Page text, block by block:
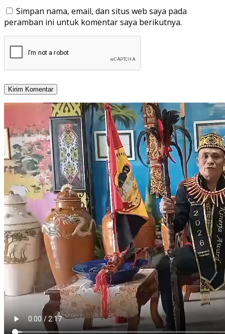
Simpan nama, email, dan situs web saya pada
peramban ini untuk komentar saya berikutnya.